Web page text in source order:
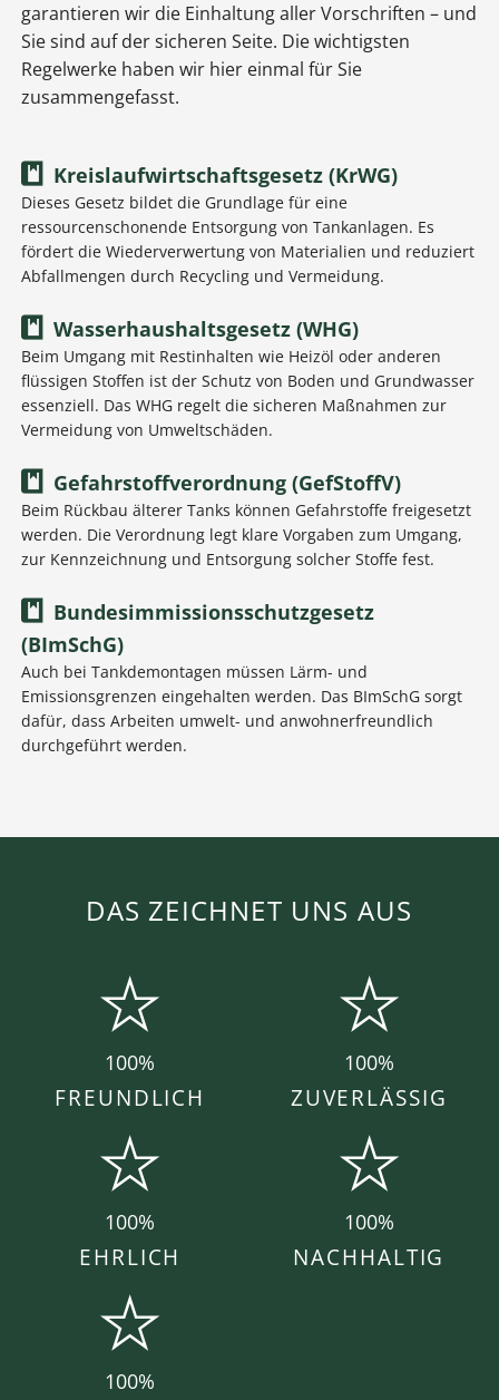
garantieren wir die Einhaltung aller Vorschriften – und
Sie sind auf der sicheren Seite. Die wichtigsten
Regelwerke haben wir hier einmal für Sie
zusammengefasst.
Kreislaufwirtschaftsgesetz (KrWG)
Dieses Gesetz bildet die Grundlage für eine
ressourcenschonende Entsorgung von Tankanlagen. Es
fördert die Wiederverwertung von Materialien und reduziert
Abfallmengen durch Recycling und Vermeidung.
Wasserhaushaltsgesetz (WHG)
Beim Umgang mit Restinhalten wie Heizöl oder anderen
flüssigen Stoffen ist der Schutz von Boden und Grundwasser
essenziell. Das WHG regelt die sicheren Maßnahmen zur
Vermeidung von Umweltschäden.
Gefahrstoffverordnung (GefStoffV)
Beim Rückbau älterer Tanks können Gefahrstoffe freigesetzt
werden. Die Verordnung legt klare Vorgaben zum Umgang,
zur Kennzeichnung und Entsorgung solcher Stoffe fest.
Bundesimmissionsschutzgesetz
(BImSchG)
Auch bei Tankdemontagen müssen Lärm- und
Emissionsgrenzen eingehalten werden. Das BImSchG sorgt
dafür, dass Arbeiten umwelt- und anwohnerfreundlich
durchgeführt werden.
DAS ZEICHNET UNS AUS
100%
FREUNDLICH
100%
ZUVERLÄSSIG
100%
EHRLICH
100%
NACHHALTIG
100%